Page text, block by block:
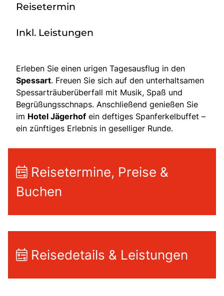
Reisetermin
Inkl. Leistungen
Erleben Sie einen urigen Tagesausflug in den
Spessart. Freuen Sie sich auf den unterhaltsamen
Spessarträuberüberfall mit Musik, Spaß und
Begrüßungsschnaps. Anschließend genießen Sie
im Hotel Jägerhof ein deftiges Spanferkelbuffet –
ein zünftiges Erlebnis in geselliger Runde.
Reisetermine, Preise &
Buchen
Reisedetails & Leistungen